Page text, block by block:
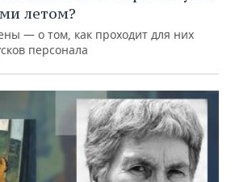
летом?
— о том, как проходит для них
персонала